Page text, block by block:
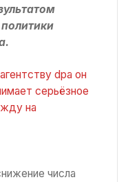
dpa он
серьёзное
на
числа